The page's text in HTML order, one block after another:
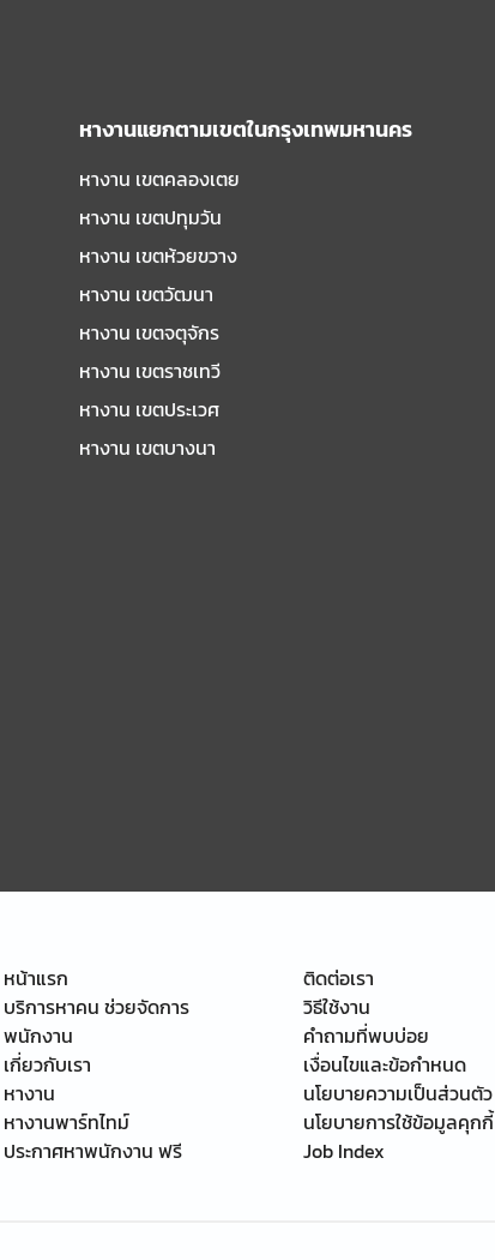
หางานแยกตามเขตในกรุงเทพมหานคร
หางาน เขตคลองเตย
หางาน เขตปทุมวัน
หางาน เขตห้วยขวาง
หางาน เขตวัฒนา
หางาน เขตจตุจักร
หางาน เขตราชเทวี
หางาน เขตประเวศ
หางาน เขตบางนา
หน้าแรก
บริการหาคน ช่วยจัดการ
พนักงาน
เกี่ยวกับเรา
หางาน
หางานพาร์ทไทม์
ประกาศหาพนักงาน ฟรี
ติดต่อเรา
วิธีใช้งาน
คำถามที่พบบ่อย
เงื่อนไขและข้อกำหนด
นโยบายความเป็นส่วนตัว
นโยบายการใช้ข้อมูลคุกกี้
Job Index